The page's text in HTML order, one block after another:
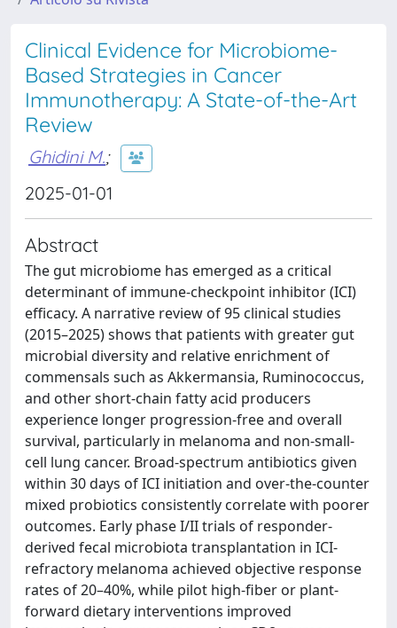
Clinical Evidence for Microbiome-
Based Strategies in Cancer
Immunotherapy: A State-of-the-Art
Review
Ghidini M.;
2025-01-01
Abstract
The gut microbiome has emerged as a critical
determinant of immune-checkpoint inhibitor (ICI)
efficacy. A narrative review of 95 clinical studies
(2015–2025) shows that patients with greater gut
microbial diversity and relative enrichment of
commensals such as Akkermansia, Ruminococcus,
and other short-chain fatty acid producers
experience longer progression-free and overall
survival, particularly in melanoma and non-small-
cell lung cancer. Broad-spectrum antibiotics given
within 30 days of ICI initiation and over-the-counter
mixed probiotics consistently correlate with poorer
outcomes. Early phase I/II trials of responder-
derived fecal microbiota transplantation in ICI-
refractory melanoma achieved objective response
rates of 20–40%, while pilot high-fiber or plant-
forward dietary interventions improved